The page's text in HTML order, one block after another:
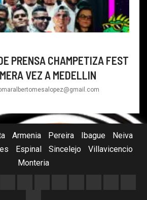
PRENSA CHAMPETIZA FEST
VEZ A MEDELLIN
Armenia Pereira Ibague
Neiva
Espinal Sincelejo
Villavicencio
Monteria